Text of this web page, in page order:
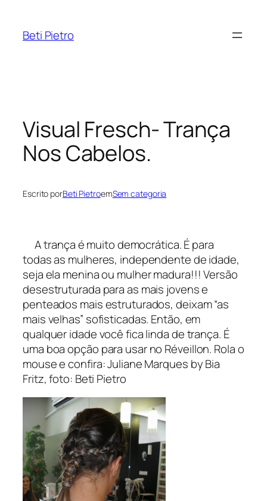
Beti Pietro
Visual Fresch- Trança
Nos Cabelos.
Escrito porBeti PietroemSem categoria
A trança é muito democrática. É para
todas as mulheres, independente de idade,
seja ela menina ou mulher madura!!! Versão
desestruturada para as mais jovens e
penteados mais estruturados, deixam “as
mais velhas” sofisticadas. Então, em
qualquer idade você fica linda de trança. É
uma boa opção para usar no Réveillon. Rola o
mouse e confira: Juliane Marques by Bia
Fritz, foto: Beti Pietro